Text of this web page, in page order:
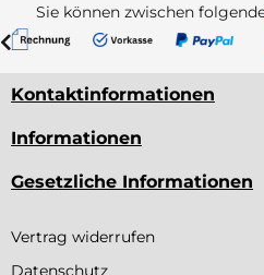
Sie können zwischen
Kontaktinformationen
Informationen
Gesetzliche Informationen
Vertrag widerrufen
Datenschutz